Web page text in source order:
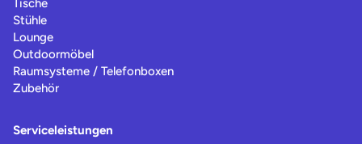
Tische
Stühle
Lounge
Outdoormöbel
Raumsysteme / Telefonboxen
Zubehör
Serviceleistungen